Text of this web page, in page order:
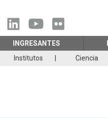
INGRESANTES
Institutos Ciencia